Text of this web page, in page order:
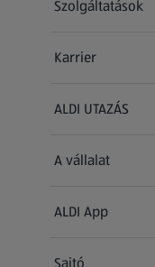
Szolgáltatások
Karrier
(új oldalon nyílik
ALDI UTAZÁS
(új oldalon nyílik
A vállalat
ALDI App